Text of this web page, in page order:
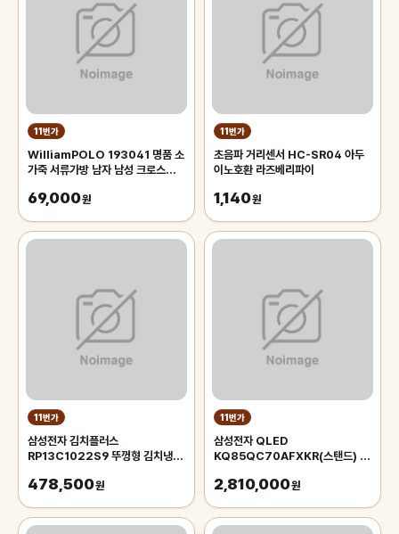
11번가
WilliamPOLO 193041 명품 소
가죽 서류가방 남자 남성 크로스백
69,000원
11번가
초음파 거리센서 HC-SR04 아두
이노호환 라즈베리파이
1,140원
11번가
삼성전자 김치플러스
RP13C1022S9 뚜껑형 김치냉장
478,500원
11번가
삼성전자 QLED
KQ85QC70AFXKR(스탠드) _
2,810,000원